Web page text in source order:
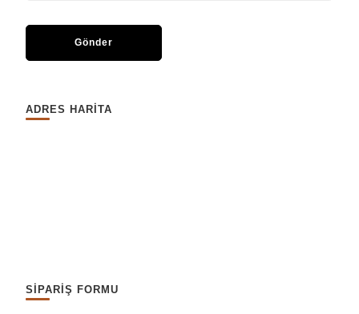
ADRES HARİTA
SİPARİŞ FORMU